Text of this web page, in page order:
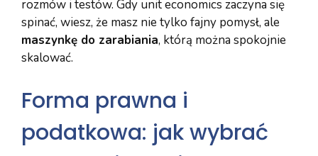
rozmów i testów. Gdy unit economics zaczyna się
spinać, wiesz, że masz nie tylko fajny pomysł, ale
maszynkę do zarabiania, którą można spokojnie
skalować.
Forma prawna i
podatkowa: jak wybrać